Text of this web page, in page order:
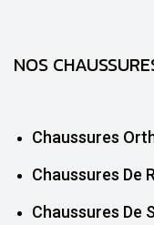
NOS
Chaussures
Chaussures De
Chaussures De